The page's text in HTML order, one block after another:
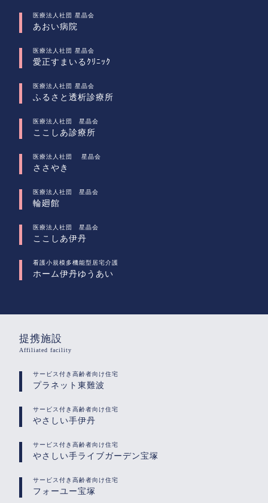
医療法人社団 星晶会
あおい病院
医療法人社団 星晶会
愛正すまいるｸﾘﾆｯｸ
医療法人社団 星晶会
ふるさと透析診療所
医療法人社団 星晶会
ここしあ診療所
医療法人社団 星晶会
ささやき
医療法人社団 星晶会
輪廻館
医療法人社団 星晶会
ここしあ伊丹
看護小規模多機能型居宅介護
ホーム伊丹ゆうあい
提携施設
Affiliated facility
サービス付き高齢者向け住宅
プラネット東難波
サービス付き高齢者向け住宅
やさしい手伊丹
サービス付き高齢者向け住宅
やさしい手ライブガーデン宝塚
サービス付き高齢者向け住宅
フォーユー宝塚